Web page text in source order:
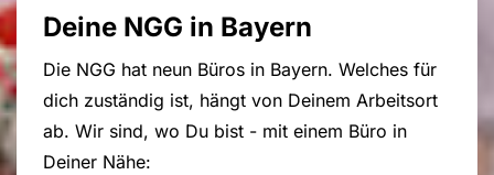
Deine NGG in Bayern
Die NGG hat neun Büros in Bayern. Welches für
dich zuständig ist, hängt von Deinem Arbeitsort
ab. Wir sind, wo Du bist - mit einem Büro in
Deiner Nähe: